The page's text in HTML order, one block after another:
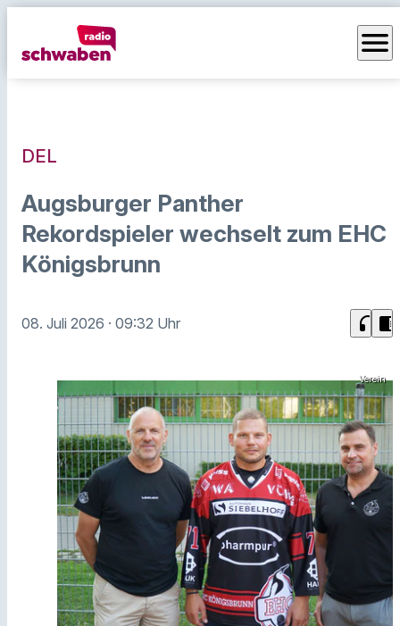
menu
DEL
Augsburger Panther
Rekordspieler wechselt zum EHC
Königsbrunn
08. Juli 2026 · 09:32 Uhr headphones chrome_reader_mode
Verein